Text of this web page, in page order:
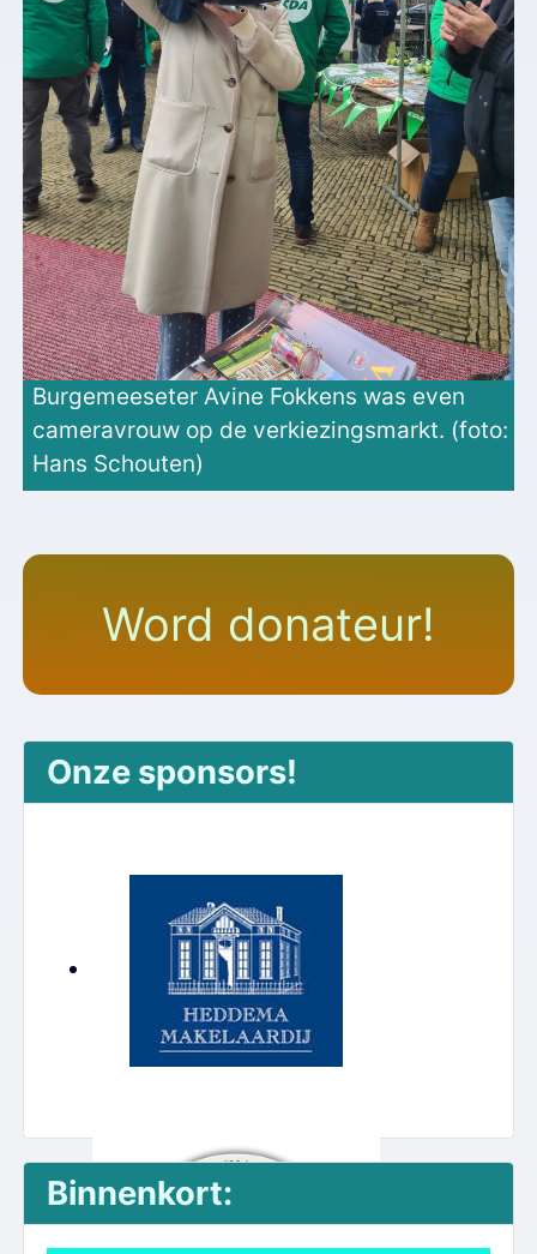
Burgemeeseter Avine Fokkens was even
cameravrouw op de verkiezingsmarkt. (foto:
Hans Schouten)
Word donateur!
Onze sponsors!
Binnenkort: